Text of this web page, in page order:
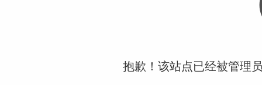
抱歉！该站点已经被管理